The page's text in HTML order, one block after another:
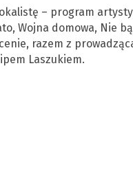
– program
Wojna domowa, Nie
razem z
Laszukiem.